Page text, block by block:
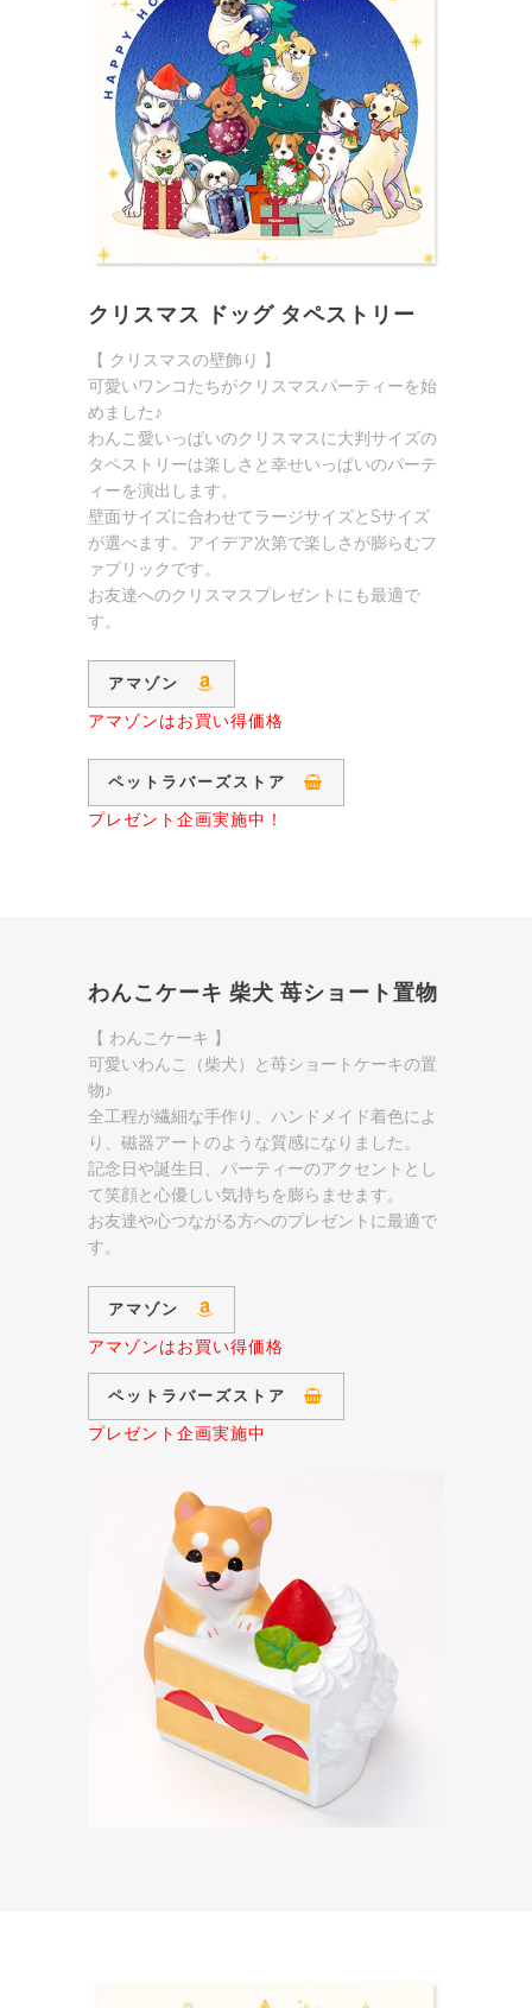
クリスマス ドッグ タペストリー
【 クリスマスの壁飾り 】
可愛いワンコたちがクリスマスパーティーを始
めました♪
わんこ愛いっぱいのクリスマスに大判サイズの
タペストリーは楽しさと幸せいっぱいのパーテ
ィーを演出します。
壁面サイズに合わせてラージサイズとSサイズ
が選べます。アイデア次第で楽しさが膨らむフ
ァブリックです。
お友達へのクリスマスプレゼントにも最適で
す。
アマゾン
アマゾンはお買い得価格
ペットラバーズストア
プレゼント企画実施中！
わんこケーキ 柴犬 苺ショート置物
【 わんこケーキ 】
可愛いわんこ（柴犬）と苺ショートケーキの置
物♪
全工程が繊細な手作り、ハンドメイド着色によ
り、磁器アートのような質感になりました。
記念日や誕生日、パーティーのアクセントとし
て笑顔と心優しい気持ちを膨らませます。
お友達や心つながる方へのプレゼントに最適で
す。
アマゾン
アマゾンはお買い得価格
ペットラバーズストア
プレゼント企画実施中